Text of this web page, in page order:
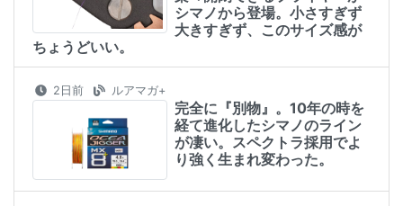
シマノから登場。小さすぎず
大きすぎず、このサイズ感が
ちょうどいい。
2日前 ルアマガ+
完全に『別物』。10年の時を
経て進化したシマノのライン
が凄い。スペクトラ採用でよ
り強く生まれ変わった。